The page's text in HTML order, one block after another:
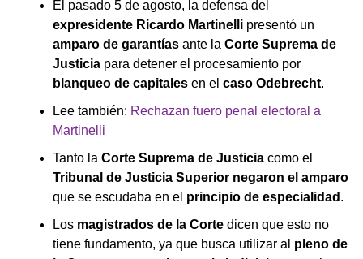
El pasado 5 de agosto, la defensa del
expresidente Ricardo Martinelli presentó un
amparo de garantías ante la Corte Suprema de
Justicia para detener el procesamiento por
blanqueo de capitales en el caso Odebrecht.
Lee también: Rechazan fuero penal electoral a
Martinelli
Tanto la Corte Suprema de Justicia como el
Tribunal de Justicia Superior negaron el amparo
que se escudaba en el principio de especialidad .
Los magistrados de la Corte dicen que esto no
tiene fundamento, ya que busca utilizar al pleno de